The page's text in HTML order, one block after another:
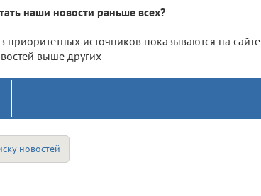
наши новости раньше всех?
приоритетных источников показываются на сайте
выше других
новостей